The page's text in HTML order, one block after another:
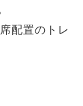
配置のトレ